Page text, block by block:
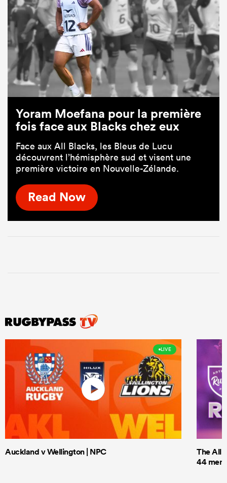
Yoram Moefana pour la première
fois face aux Blacks chez eux
Face aux All Blacks, les Bleus de Lucu
découvrent l’hémisphère sud et visent une
première victoire en Nouvelle-Zélande.
Read Now
LIVE
Auckland v Wellington | NPC
The All
44 men